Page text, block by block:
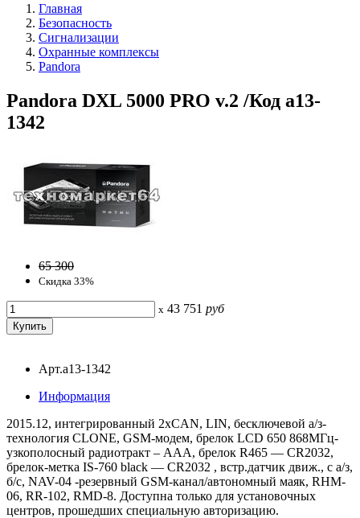
Главная
Безопасность
Сигнализации
Охранные комплексы
Pandora
Pandora DXL 5000 PRO v.2 /Код a13-
1342
65 300
Скидка 33%
x 43 751 руб
Арт.a13-1342
Информация
2015.12, интегрированный 2хCAN, LIN, бесключевой а/з-
технология CLONE, GSM-модем, брелок LCD 650 868МГц-
узкополосный радиотракт – AAA, брелок R465 — CR2032,
брелок-метка IS-760 black — CR2032 , встр.датчик движ., с а/з,
б/c, NAV-04 -резервный GSM-канал/автономный маяк, RHM-
06, RR-102, RMD-8. Доступна только для установочных
центров, прошедших специальную авторизацию.